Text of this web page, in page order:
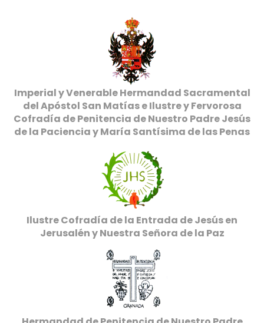
Imperial y Venerable Hermandad Sacramental
del Apóstol San Matías e Ilustre y Fervorosa
Cofradía de Penitencia de Nuestro Padre Jesús
de la Paciencia y María Santísima de las Penas
Ilustre Cofradía de la Entrada de Jesús en
Jerusalén y Nuestra Señora de la Paz